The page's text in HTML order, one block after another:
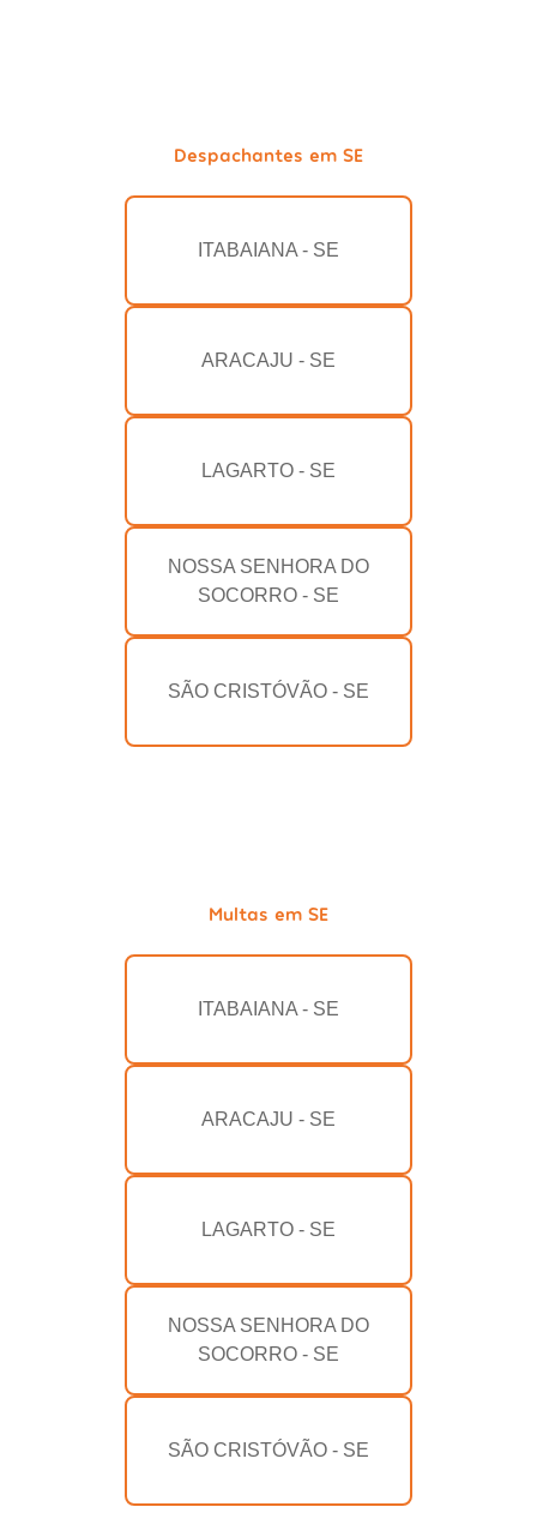
Despachantes em SE
ITABAIANA - SE
ARACAJU - SE
LAGARTO - SE
NOSSA SENHORA DO
SOCORRO - SE
SÃO CRISTÓVÃO - SE
Multas em SE
ITABAIANA - SE
ARACAJU - SE
LAGARTO - SE
NOSSA SENHORA DO
SOCORRO - SE
SÃO CRISTÓVÃO - SE